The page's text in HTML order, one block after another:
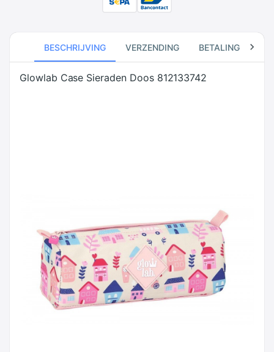
BESCHRIJVING VERZENDING BETALING
Glowlab Case Sieraden Doos 812133742